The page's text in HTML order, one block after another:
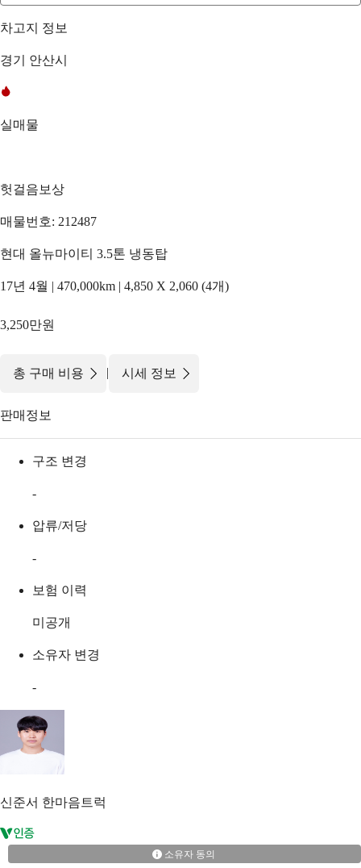
차고지 정보
경기 안산시
실매물
헛걸음보상
매물번호: 212487
현대 올뉴마이티 3.5톤 냉동탑
17년 4월 | 470,000km | 4,850 X 2,060 (4개)
3,250만원
총 구매 비용 | 시세 정보
판매정보
구조 변경
-
압류/저당
-
보험 이력
미공개
소유자 변경
-
신준서 한마음트럭
소유자 동의